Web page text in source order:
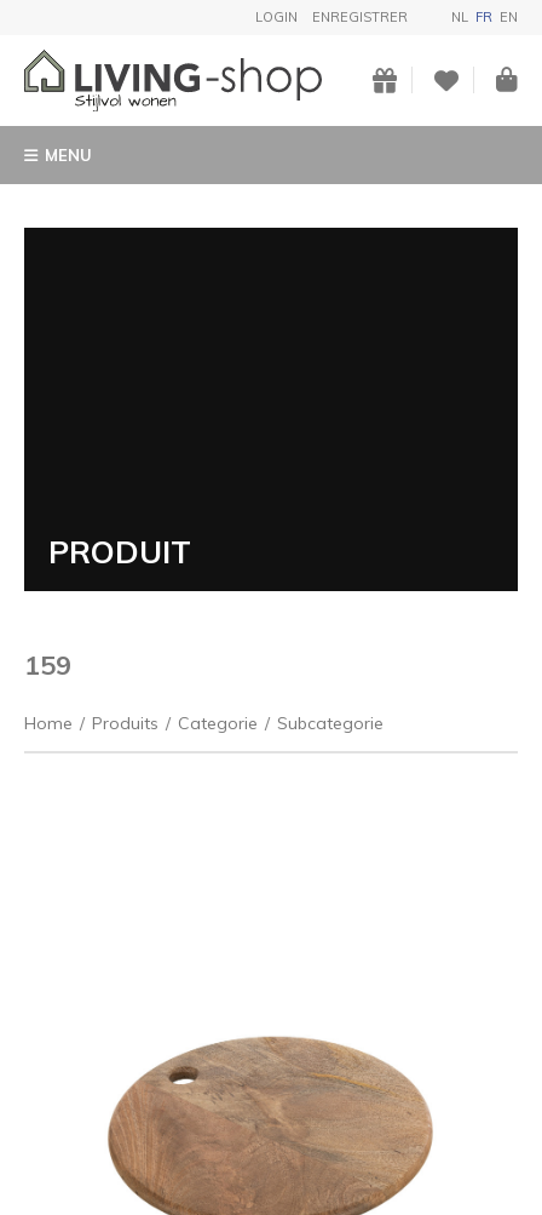
LOGIN ENREGISTRER NL FR EN
MENU
PRODUIT
159
Home / Produits / Categorie / Subcategorie